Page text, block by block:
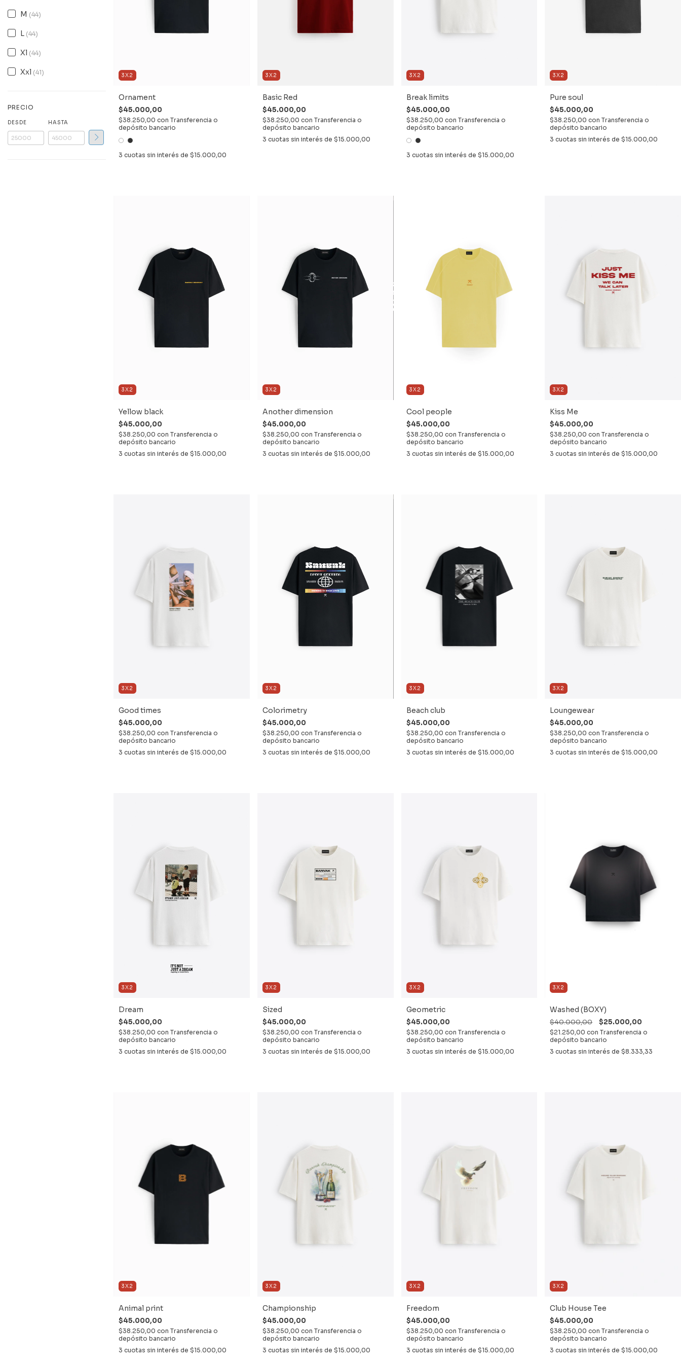
M (44)
L (44)
Xl (44)
Xxl (41)
PRECIO
DESDE HASTA
3X2
Ornament
$45.000,00
$38.250,00 con Transferencia o
depósito bancario
3 cuotas sin interés de $15.000,00
3X2
Basic Red
$45.000,00
$38.250,00 con Transferencia o
depósito bancario
3 cuotas sin interés de $15.000,00
3X2
Break limits
$45.000,00
$38.250,00 con Transferencia o
depósito bancario
3 cuotas sin interés de $15.000,00
3X2
Pure soul
$45.000,00
$38.250,00con Transferencia o
depósito bancario
3 cuotas sin interés de$15.000,00
3X2
Yellow black
$45.000,00
$38.250,00 con Transferencia o
depósito bancario
3 cuotas sin interés de $15.000,00
3X2
Another dimension
$45.000,00
$38.250,00 con Transferencia o
depósito bancario
3 cuotas sin interés de $15.000,00
3X2
Cool people
$45.000,00
$38.250,00 con Transferencia o
depósito bancario
3 cuotas sin interés de $15.000,00
3X2
Kiss Me
$45.000,00
$38.250,00con Transferencia o
depósito bancario
3 cuotas sin interés de$15.000,00
3X2
Good times
$45.000,00
$38.250,00 con Transferencia o
depósito bancario
3 cuotas sin interés de $15.000,00
3X2
Colorimetry
$45.000,00
$38.250,00 con Transferencia o
depósito bancario
3 cuotas sin interés de $15.000,00
3X2
Beach club
$45.000,00
$38.250,00 con Transferencia o
depósito bancario
3 cuotas sin interés de $15.000,00
3X2
Loungewear
$45.000,00
$38.250,00con Transferencia o
depósito bancario
3 cuotas sin interés de$15.000,00
3X2
Dream
$45.000,00
$38.250,00 con Transferencia o
depósito bancario
3 cuotas sin interés de $15.000,00
3X2
Sized
$45.000,00
$38.250,00 con Transferencia o
depósito bancario
3 cuotas sin interés de $15.000,00
3X2
Geometric
$45.000,00
$38.250,00 con Transferencia o
depósito bancario
3 cuotas sin interés de $15.000,00
3X2
Washed (BOXY)
$40.000,00 $25.000,00
$21.250,00con Transferencia o
depósito bancario
3 cuotas sin interés de$8.333,33
3X2
Animal print
$45.000,00
$38.250,00 con Transferencia o
depósito bancario
3 cuotas sin interés de $15.000,00
3X2
Championship
$45.000,00
$38.250,00 con Transferencia o
depósito bancario
3 cuotas sin interés de $15.000,00
3X2
Freedom
$45.000,00
$38.250,00 con Transferencia o
depósito bancario
3 cuotas sin interés de $15.000,00
3X2
Club House Tee
$45.000,00
$38.250,00con Transferencia o
depósito bancario
3 cuotas sin interés de$15.000,00